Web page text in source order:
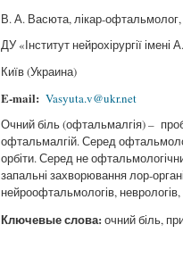
В. А. Васюта, лікар-
ДУ «Інститут нейрохірургії
Київ (Украина)
E-mail: Vasyuta.v@ukr.net
Очний біль (офтальмалгія) –
офтальмалгій. Серед
орбіти. Серед не
запальні захворювання лор-
нейроофтальмологів, неврологів,
Ключевые слова: очний біль,